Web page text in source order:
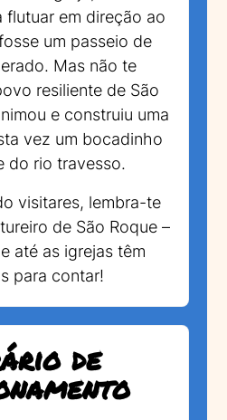
flutuar em direção ao
um passeio de
Mas não te
resiliente de São
e construiu uma
vez um bocadinho
do rio travesso.
visitares, lembra-te
de São Roque –
até as igrejas têm
para contar!
de